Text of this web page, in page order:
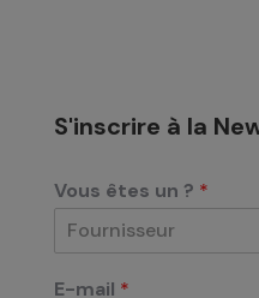
S'inscrire à la
Vous êtes un ? *
Fournisseur
E-mail *